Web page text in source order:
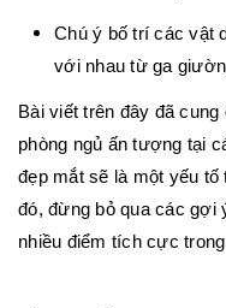
Chú ý bố trí các vật
với nhau từ ga
Bài viết trên đây đã
phòng ngủ ấn tượng tại
đẹp mắt sẽ là một yếu tố
đó, đừng bỏ qua các gợi
nhiều điểm tích cực